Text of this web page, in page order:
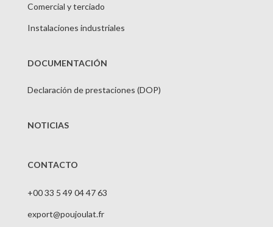
Comercial y terciado
Instalaciones industriales
DOCUMENTACIÓN
Declaración de prestaciones (DOP)
NOTICIAS
CONTACTO
+00 33 5 49 04 47 63
export@poujoulat.fr